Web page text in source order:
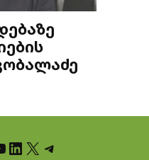
LinkedIn X Telegram